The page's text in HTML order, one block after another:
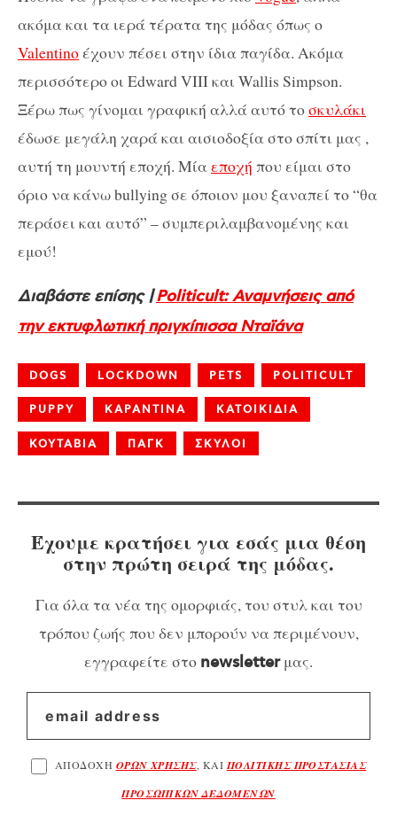
ακόμα και τα ιερά τέρατα της μόδας όπως ο
Valentinoέχουν πέσει στην ίδια παγίδα. Ακόμα
περισσότερο οι Εdward VIII και Wallis Simpson.
Ξέρω πως γίνομαι γραφική αλλά αυτό τοσκυλάκι
έδωσε μεγάλη χαρά και αισιοδοξία στο σπίτι μας ,
αυτή τη μουντή εποχή. Μίαεποχή που είμαι στο
όριο να κάνω bullying σε όποιον μου ξαναπεί το “θα
περάσει και αυτό” – συμπεριλαμβανομένης και
εμού!
Διαβάστε επίσης |Politicult: Αναμνήσεις από
την εκτυφλωτική πριγκίπισσα Νταϊάνα
DOGS LOCKDOWN PETS POLITICULT
PUPPY ΚΑΡΑΝΤΙΝΑ ΚΑΤΟΙΚΙΔΙΑ
ΚΟΥΤΑΒΙΑ ΠΑΓΚ ΣΚΥΛΟΙ
Έχουμε κρατήσει για εσάς μια θέση
στην πρώτη σειρά της μόδας.
Για όλα τα νέα της ομορφιάς, του στυλ και του
τρόπου ζωής που δεν μπορούν να περιμένουν,
εγγραφείτε στο newsletterμας.
ΑΠΟΔΟΧΗ ΟΡΩΝ ΧΡΗΣΗΣ, ΚΑΙ ΠΟΛΙΤΙΚΗΣ ΠΡΟΣΤΑΣΙΑΣ
ΠΡΟΣΩΠΙΚΩΝ ΔΕΔΟΜΕΝΩΝ